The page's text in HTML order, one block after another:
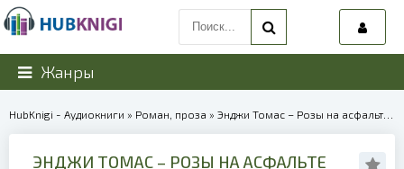
Жанры
HubKnigi - Аудиокниги » Роман, проза » Энджи Томас – Розы на асфальте | 40129
ЭНДЖИ ТОМАС – РОЗЫ НА АСФАЛЬТЕ